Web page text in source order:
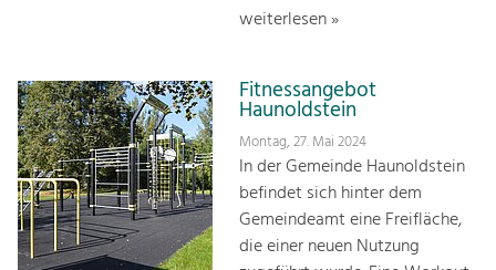
weiterlesen »
Fitnessangebot
Haunoldstein
Montag, 27. Mai 2024
In der Gemeinde Haunoldstein
befindet sich hinter dem
Gemeindeamt eine Freifläche,
die einer neuen Nutzung